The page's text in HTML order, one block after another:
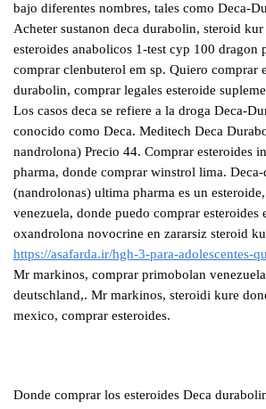
bajo diferentes nombres, tales como Deca-
Acheter sustanon deca durabolin, steroid
esteroides anabolicos 1-test cyp 100 dragon
comprar clenbuterol em sp. Quiero comprar
durabolin, comprar legales esteroide
Los casos deca se refiere a la droga Deca-
conocido como Deca. Meditech Deca
nandrolona) Precio 44. Comprar esteroides
pharma, donde comprar winstrol lima.
(nandrolonas) ultima pharma es un
venezuela, donde puedo comprar esteroides
oxandrolona novocrine en zararsiz steroid
https://asafarda.ir/hgh-3-para-adolescentes-
Mr markinos, comprar primobolan
deutschland,. Mr markinos, steroidi kure
mexico, comprar esteroides.
Donde comprar los esteroides Deca